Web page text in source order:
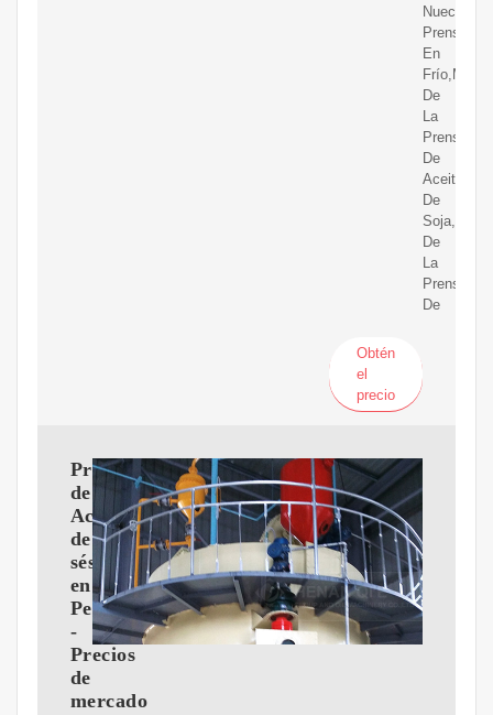
Nueces
Prensadas
En
De
La
Prensa
De
Aceite
De
De
La
Prensa
De
Obtén
el
precio
Precio
de
Aceite
de
sésamo
en
Perú
-
Precios
de
mercado